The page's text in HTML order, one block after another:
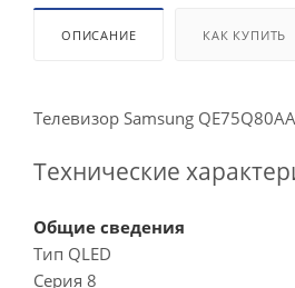
ОПИСАНИЕ КАК КУПИТЬ
Телевизор Samsung
Технические
Общие сведения
Тип QLED
Серия 8